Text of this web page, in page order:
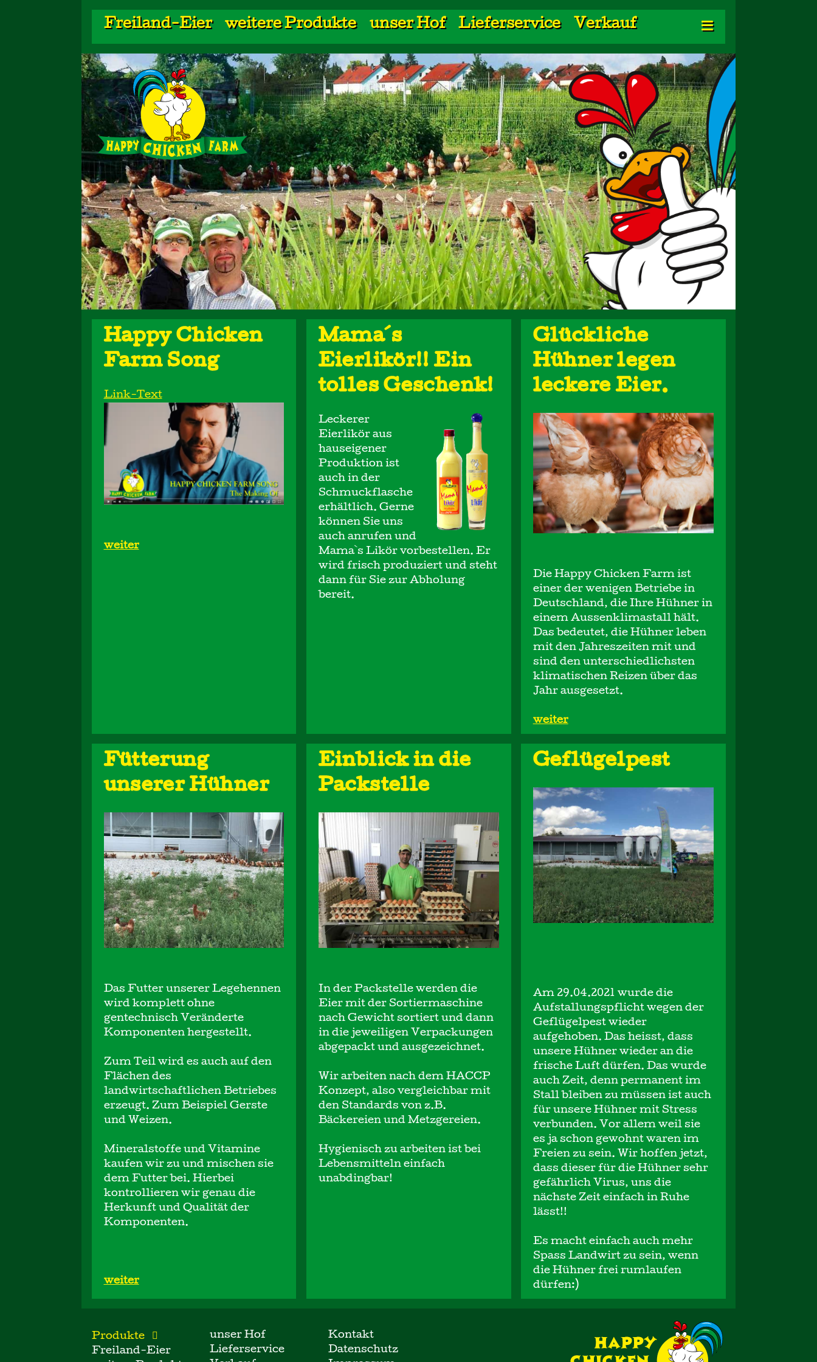
Freiland-Eier weitere Produkte unser Hof Lieferservice Verkauf
Happy Chicken
Farm Song
Link-Text
weiter
Mama´s
Eierlikör!! Ein
tolles Geschenk!
Leckerer
Eierlikör aus
hauseigener
Produktion ist
auch in der
Schmuckflasche
erhältlich. Gerne
können Sie uns
auch anrufen und
Mama`s Likör vorbestellen. Er
wird frisch produziert und steht
dann für Sie zur Abholung
bereit.
Glückliche
Hühner legen
leckere Eier.
Die Happy Chicken Farm ist
einer der wenigen Betriebe in
Deutschland, die Ihre Hühner in
einem Aussenklimastall hält.
Das bedeutet, die Hühner leben
mit den Jahreszeiten mit und
sind den unterschiedlichsten
klimatischen Reizen über das
Jahr ausgesetzt.
weiter
Fütterung
unserer Hühner
Das Futter unserer Legehennen
wird komplett ohne
gentechnisch Veränderte
Komponenten hergestellt.
Zum Teil wird es auch auf den
Flächen des
landwirtschaftlichen Betriebes
erzeugt. Zum Beispiel Gerste
und Weizen.
Mineralstoffe und Vitamine
kaufen wir zu und mischen sie
dem Futter bei. Hierbei
kontrollieren wir genau die
Herkunft und Qualität der
Komponenten.
weiter
Einblick in die
Packstelle
In der Packstelle werden die
Eier mit der Sortiermaschine
nach Gewicht sortiert und dann
in die jeweiligen Verpackungen
abgepackt und ausgezeichnet.
Wir arbeiten nach dem HACCP
Konzept, also vergleichbar mit
den Standards von z.B.
Bäckereien und Metzgereien.
Hygienisch zu arbeiten ist bei
Lebensmitteln einfach
unabdingbar!
Geflügelpest
Am 29.04.2021 wurde die
Aufstallungspflicht wegen der
Geflügelpest wieder
aufgehoben. Das heisst, dass
unsere Hühner wieder an die
frische Luft dürfen. Das wurde
auch Zeit, denn permanent im
Stall bleiben zu müssen ist auch
für unsere Hühner mit Stress
verbunden. Vor allem weil sie
es ja schon gewohnt waren im
Freien zu sein. Wir hoffen jetzt,
dass dieser für die Hühner sehr
gefährlich Virus, uns die
nächste Zeit einfach in Ruhe
lässt!!
Es macht einfach auch mehr
Spass Landwirt zu sein, wenn
die Hühner frei rumlaufen
dürfen:)
Produkte
Freiland-Eier
unser Hof
Lieferservice
Kontakt
Datenschutz